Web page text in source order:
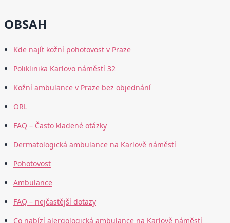
OBSAH
Kde najít kožní pohotovost v Praze
Poliklinika Karlovo náměstí 32
Kožní ambulance v Praze bez objednání
ORL
FAQ – Často kladené otázky
Dermatologická ambulance na Karlově náměstí
Pohotovost
Ambulance
FAQ – nejčastější dotazy
Co nabízí alergologická ambulance na Karlově náměstí